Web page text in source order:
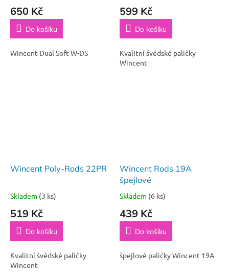
650 Kč
Do košíku
Wincent Dual Soft W-DS
599 Kč
Do košíku
Kvalitní švédské paličky
Wincent
Wincent Poly-Rods 22PR
Skladem (3 ks)
519 Kč
Do košíku
Kvalitní švédské paličky
Wincent
Wincent Rods 19A
špejlové
Skladem (6 ks)
439 Kč
Do košíku
špejlové paličky Wincent 19A